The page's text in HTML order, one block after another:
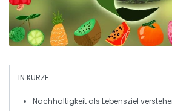
IN KÜRZE
Nachhaltigkeit als Lebensziel